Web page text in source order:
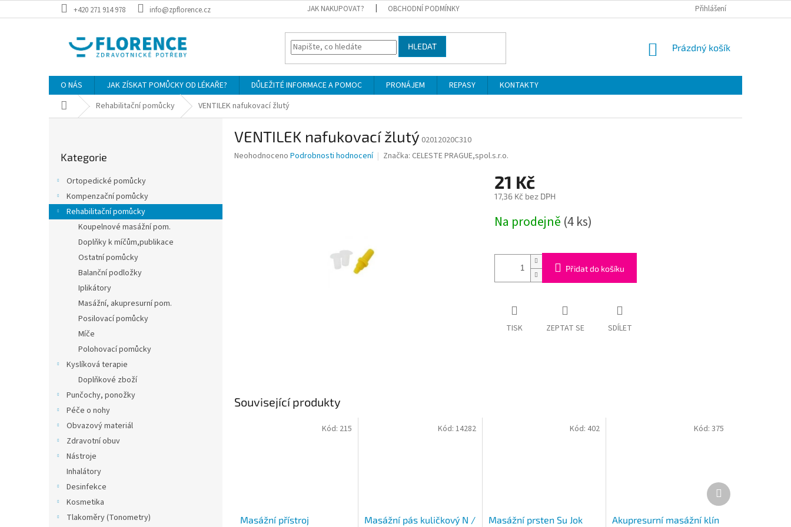
na
+420 271 914 978 info@zpflorence.cz JAK NAKUPOVAT? OBCHODNÍ PODMÍNKY Přihlášení
HLEDAT
NÁKUPNÍ
Prázdný košík
O NÁS JAK ZÍSKAT POMŮCKY OD LÉKAŘE? DŮLEŽITÉ INFORMACE A POMOC PRONÁJEM REPASY
KONTAKTY
Domů Rehabilitační pomůcky VENTILEK nafukovací žlutý
n
kategorie
Kategorie
Ortopedické pomůcky
Kompenzační pomůcky
Rehabilitační pomůcky
Koupelnové masážní pom.
Doplňky k míčům,publikace
Ostatní pomůcky
Balanční podložky
Iplikátory
Masážní, akupresurní pom.
Posilovací pomůcky
Míče
Polohovací pomůcky
Kyslíková terapie
Doplňkové zboží
Punčochy, ponožky
Péče o nohy
Obvazový materiál
Zdravotní obuv
Nástroje
Inhalátory
Desinfekce
Kosmetika
Tlakoměry (Tonometry)
VENTILEK nafukovací žlutý 02012020C310
Průměrné
Neohodnoceno Podrobnosti hodnocení Značka: CELESTE PRAGUE,spol.s.r.o.
21 Kč
17,36 Kč bez DPH
cena:
Na prodejně (4 ks)
Přidat do košíku
TISK ZEPTAT SE SDÍLET
Související produkty
Masážní přístroj
Kód: 215
Masážní pás kuličkový N /
Kód: 14282
Masážní prsten Su Jok
Kód: 402
Akupresurní masážní klín
Kód: 375
Další
produkt